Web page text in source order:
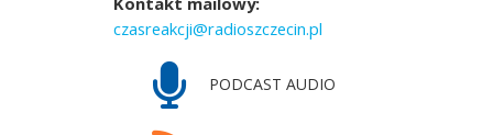
czasreakcji@radioszczecin.pl
PODCAST AUDIO